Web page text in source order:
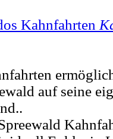
Kahnfahrten
auf seine